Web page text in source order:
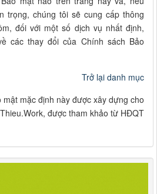
trọng, chúng tôi sẽ cung cấp thông
đối với một số dịch vụ nhất định,
các thay đổi của Chính sách Bảo
Trở lại danh mục
mật mặc định này được xây dựng cho
Thieu.Work, được tham khảo từ HĐQT